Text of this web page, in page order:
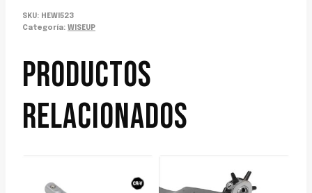
SKU: HEWI523
Categoría: WISEUP
PRODUCTOS
RELACIONADOS